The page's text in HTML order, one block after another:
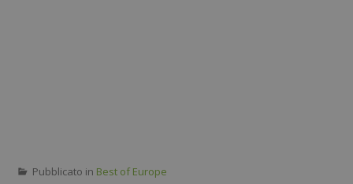
Pubblicato in Best of Europe